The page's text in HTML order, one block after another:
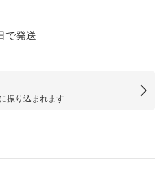
で発送
振り込まれます